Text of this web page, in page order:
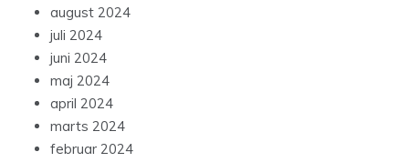
august 2024
juli 2024
juni 2024
maj 2024
april 2024
marts 2024
februar 2024